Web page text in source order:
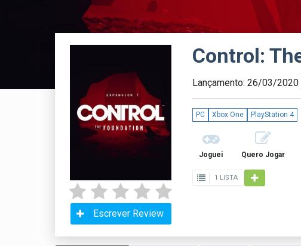
Escrever Review
Control:
Lançamento: 26/03/2020
PC Xbox One PlayStation 4
Joguei Quero Jogar
1 LISTA